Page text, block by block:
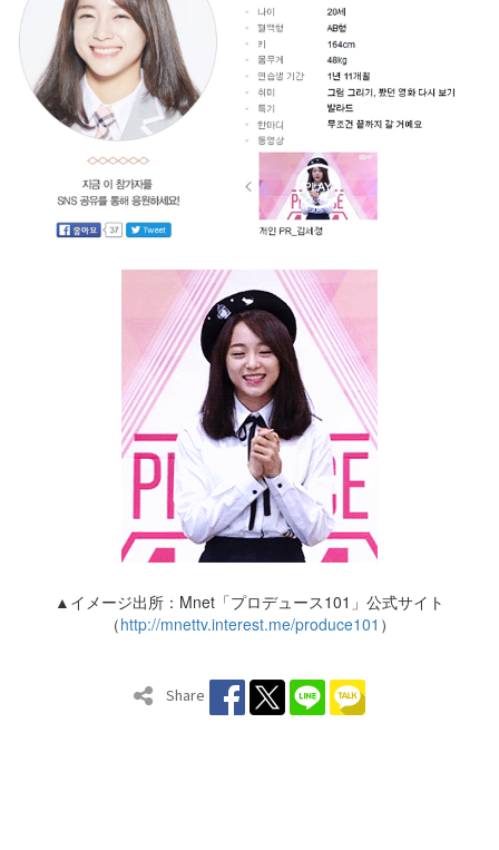
▲イメージ出所：Mnet「プロデュース101」公式サイト
（http://mnettv.interest.me/produce101 ）
Share